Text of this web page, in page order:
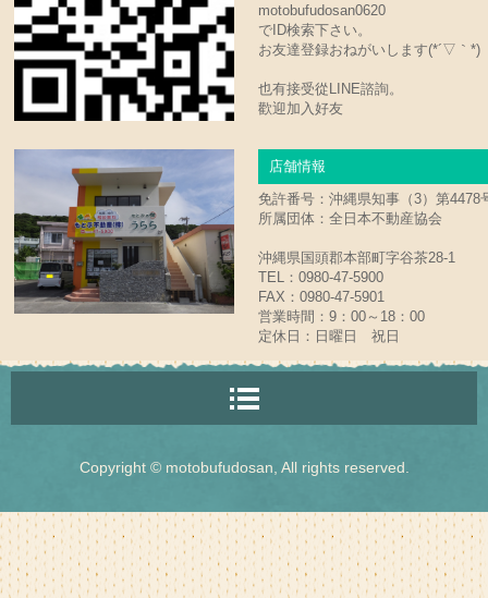
motobufudosan0620
でID検索下さい。
お友達登録おねがいします(*´▽｀*)
也有接受從LINE諮詢。
歡迎加入好友
店舗情報
免許番号：沖縄県知事（3）第4478
所属団体：全日本不動産協会
沖縄県国頭郡本部町字谷茶28-1
TEL：0980-47-5900
FAX：0980-47-5901
営業時間：9：00～18：00
定休日：日曜日 祝日
Copyright © motobufudosan, All rights reserved.